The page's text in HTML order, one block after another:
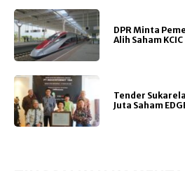
DPR Minta
Alih Saham KCIC
Tender
Juta Saham